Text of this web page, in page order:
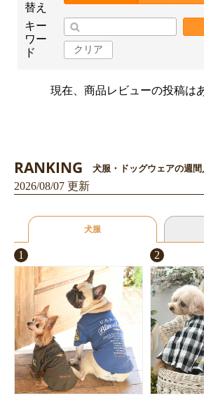
お買い物を続ける
替え
キー
ワー
ド
クリア
現在、商品レビューの投稿は
RANKING 犬服・ドッグウェアの週
2026/08/07 更新
犬服
1 2